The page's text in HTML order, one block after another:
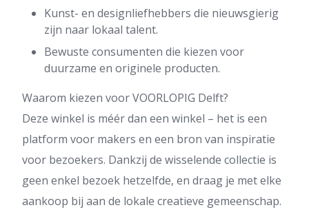
Kunst- en designliefhebbers die nieuwsgierig
zijn naar lokaal talent.
Bewuste consumenten die kiezen voor
duurzame en originele producten.
Waarom kiezen voor VOORLOPIG Delft?
Deze winkel is méér dan een winkel – het is een
platform voor makers en een bron van inspiratie
voor bezoekers. Dankzij de wisselende collectie is
geen enkel bezoek hetzelfde, en draag je met elke
aankoop bij aan de lokale creatieve gemeenschap.